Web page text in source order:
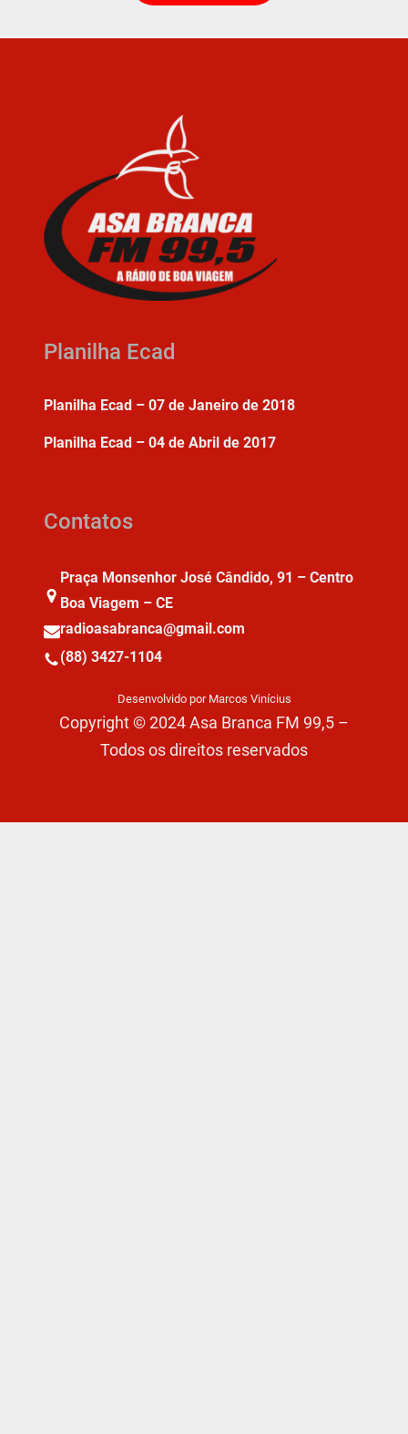
Planilha Ecad
Planilha Ecad – 07 de Janeiro de 2018
Planilha Ecad – 04 de Abril de 2017
Contatos
Praça Monsenhor José Cândido, 91 – Centro
Boa Viagem – CE
radioasabranca@gmail.com
(88) 3427-1104
Desenvolvido por Marcos Vinícius
Copyright © 2024 Asa Branca FM 99,5 –
Todos os direitos reservados